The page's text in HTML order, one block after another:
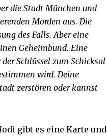
die Stadt München und
Morden aus. Die
des Falls. Aber eine
Geheimbund. Eine
Schlüssel zum Schicksal
wird. Deine
zerstören oder kannst
gibt es eine Karte und